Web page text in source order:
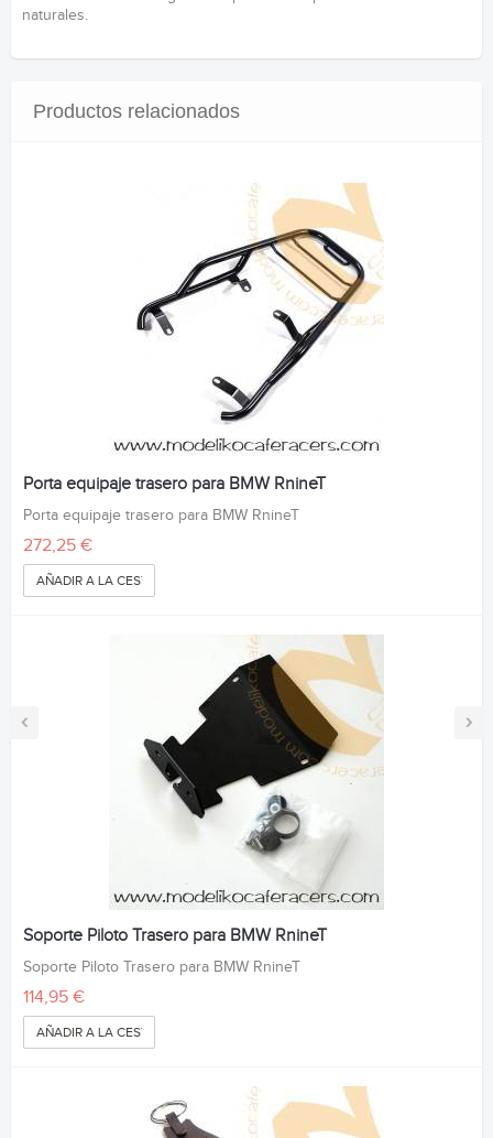
naturales.
Productos relacionados
‹ ›
Porta equipaje trasero para BMW RnineT
Porta equipaje trasero para BMW RnineT
272,25 €
AÑADIR A LA CESTA
Soporte Piloto Trasero para BMW RnineT
Soporte Piloto Trasero para BMW RnineT
114,95 €
AÑADIR A LA CESTA